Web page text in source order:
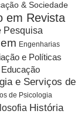
& Sociedade
em Revista
Pesquisa
Engenharias
e Políticas
e Serviços de
de Psicologia
História